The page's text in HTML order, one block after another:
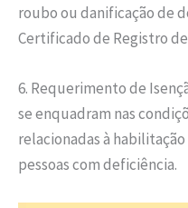
roubo ou danificação de
Certificado de Registro
6. Requerimento de
se enquadram nas
relacionadas à
pessoas com deficiência.